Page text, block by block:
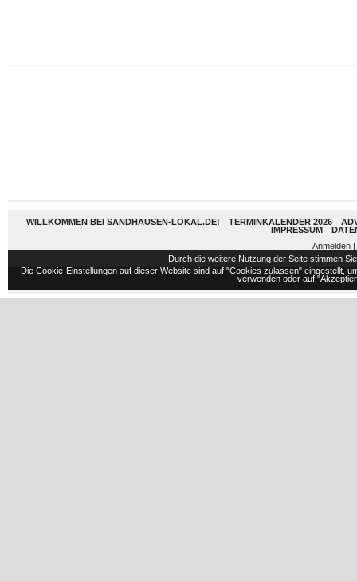
WILLKOMMEN BEI SANDHAUSEN-LOKAL.DE! TERMINKALENDER 2026
IMPRESSUM
Anmelden
Durch die weitere Nutzung der Seite stimmen
Die Cookie-Einstellungen auf dieser Website sind auf "Cookies zulassen" eingestellt,
verwenden oder auf